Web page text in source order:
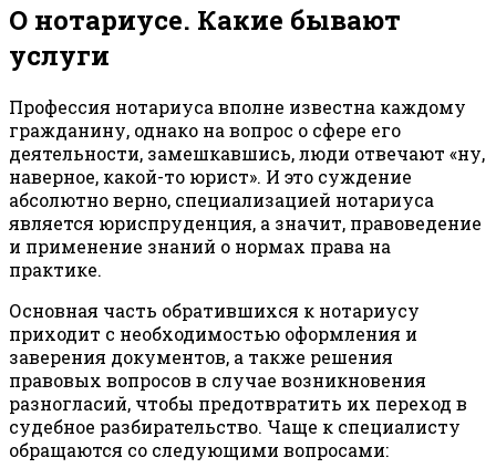
О нотариусе. Какие бывают
услуги
Профессия нотариуса вполне известна каждому
гражданину, однако на вопрос о сфере его
деятельности, замешкавшись, люди отвечают «ну,
наверное, какой-то юрист». И это суждение
абсолютно верно, специализацией нотариуса
является юриспруденция, а значит, правоведение
и применение знаний о нормах права на
практике.
Основная часть обратившихся к нотариусу
приходит с необходимостью оформления и
заверения документов, а также решения
правовых вопросов в случае возникновения
разногласий, чтобы предотвратить их переход в
судебное разбирательство. Чаще к специалисту
обращаются со следующими вопросами: